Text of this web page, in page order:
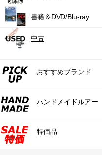
書籍＆DVD/Blu-ray
中古
おすすめブランド
ハンドメイドルアー
特価品